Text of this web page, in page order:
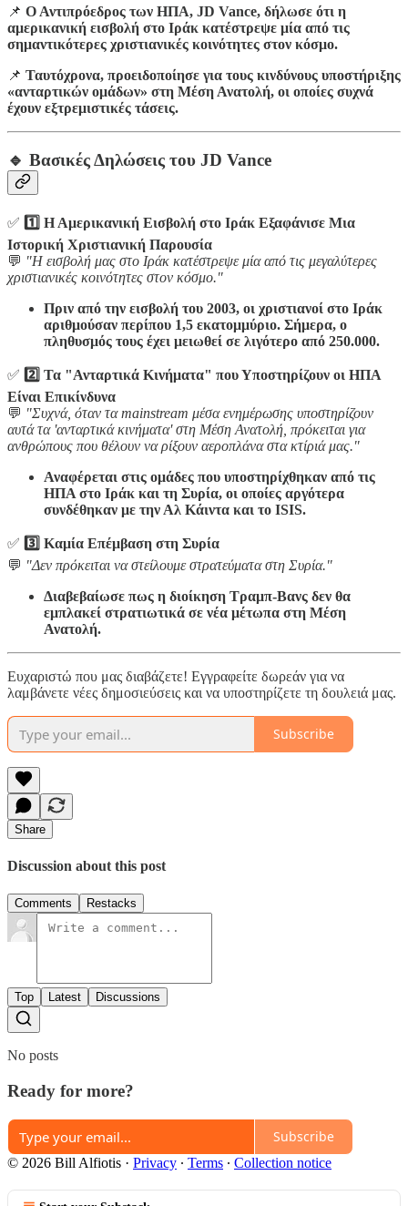
📌 Ο Αντιπρόεδρος των ΗΠΑ, JD Vance, δήλωσε ότι η
αμερικανική εισβολή στο Ιράκ κατέστρεψε μία από τις
σημαντικότερες χριστιανικές κοινότητες στον κόσμο.
📌 Ταυτόχρονα, προειδοποίησε για τους κινδύνους υποστήριξης
«ανταρτικών ομάδων» στη Μέση Ανατολή, οι οποίες συχνά
έχουν εξτρεμιστικές τάσεις.
🔹 Βασικές Δηλώσεις του JD Vance
✅ 1️⃣ Η Αμερικανική Εισβολή στο Ιράκ Εξαφάνισε Μια
Ιστορική Χριστιανική Παρουσία
💬 "Η εισβολή μας στο Ιράκ κατέστρεψε μία από τις μεγαλύτερες
χριστιανικές κοινότητες στον κόσμο."
Πριν από την εισβολή του 2003, οι χριστιανοί στο Ιράκ
αριθμούσαν περίπου 1,5 εκατομμύριο. Σήμερα, ο
πληθυσμός τους έχει μειωθεί σε λιγότερο από 250.000.
✅ 2️⃣ Τα "Ανταρτικά Κινήματα" που Υποστηρίζουν οι ΗΠΑ
Είναι Επικίνδυνα
💬 "Συχνά, όταν τα mainstream μέσα ενημέρωσης υποστηρίζουν
αυτά τα 'ανταρτικά κινήματα' στη Μέση Ανατολή, πρόκειται για
ανθρώπους που θέλουν να ρίξουν αεροπλάνα στα κτίριά μας."
Αναφέρεται στις ομάδες που υποστηρίχθηκαν από τις
ΗΠΑ στο Ιράκ και τη Συρία, οι οποίες αργότερα
συνδέθηκαν με την Αλ Κάιντα και το ISIS.
✅ 3️⃣ Καμία Επέμβαση στη Συρία
💬 "Δεν πρόκειται να στείλουμε στρατεύματα στη Συρία."
Διαβεβαίωσε πως η διοίκηση Τραμπ-Βανς δεν θα
εμπλακεί στρατιωτικά σε νέα μέτωπα στη Μέση
Ανατολή.
Ευχαριστώ που μας διαβάζετε! Εγγραφείτε δωρεάν για να
λαμβάνετε νέες δημοσιεύσεις και να υποστηρίζετε τη δουλειά μας.
Subscribe
Share
Discussion about this post
Comments Restacks
Top Latest Discussions
No posts
Ready for more?
Subscribe
© 2026 Bill Alfiotis · Privacy ∙ Terms ∙ Collection notice